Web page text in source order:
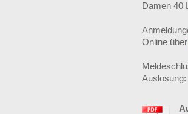
Damen 40
Online über